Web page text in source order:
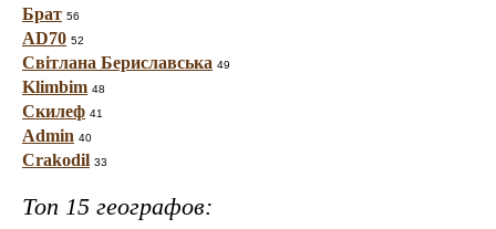
Брат 56
AD70 52
Світлана Бериславська 49
Klimbim 48
Скилеф 41
Admin 40
Crakodil 33
Топ 15 географов: